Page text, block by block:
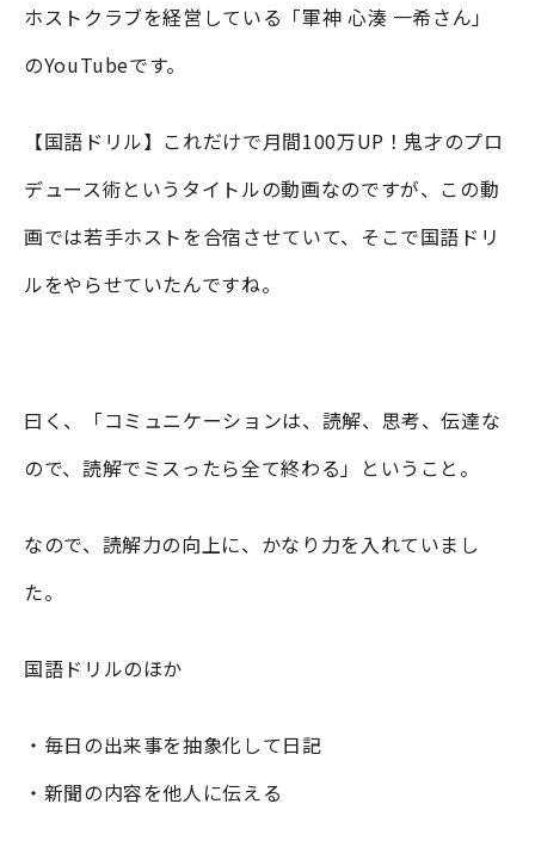
ホストクラブを経営している「軍神 心湊 一希さん」
のYouTubeです。
【国語ドリル】これだけで月間100万UP！鬼才のプロ
デュース術というタイトルの動画なのですが、この動
画では若手ホストを合宿させていて、そこで国語ドリ
ルをやらせていたんですね。
曰く、「コミュニケーションは、読解、思考、伝達な
ので、読解でミスったら全て終わる」ということ。
なので、読解力の向上に、かなり力を入れていまし
た。
国語ドリルのほか
・毎日の出来事を抽象化して日記
・新聞の内容を他人に伝える